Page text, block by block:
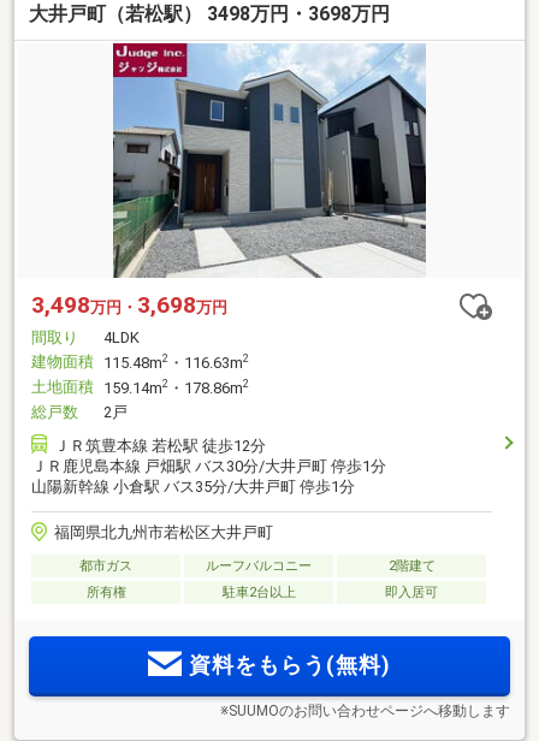
大井戸町（若松駅） 3498万円・3698万円
3,498万円・ 3,698万円
間取り
4LDK
建物面積 115.48m2 ・116.63m2
土地面積 159.14m2 ・178.86m2
総戸数
2戸
ＪＲ筑豊本線 若松駅 徒歩12分
ＪＲ鹿児島本線 戸畑駅 バス30分/大井戸町 停歩1分
山陽新幹線 小倉駅 バス35分/大井戸町 停歩1分
福岡県北九州市若松区大井戸町
都市ガス ルーフバルコニー
2階建て
所有権
駐車2台以上 即入居可
資料をもらう(無料)
※SUUMOのお問い合わせページへ移動します